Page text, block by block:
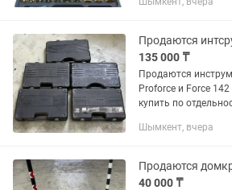
резьбы и подходит
Азии и...
135 000 ₸
Продаются
Proforce и Force 142
купить по отдельности Также
новые и новые
Шымкент, вчера
40 000 ₸